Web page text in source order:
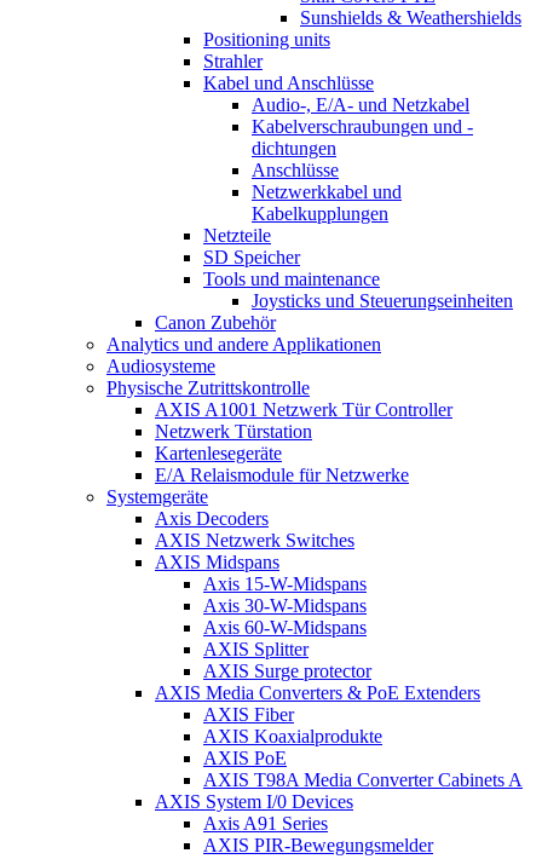
Sunshields & Weathershields
Positioning units
Strahler
Kabel und Anschlüsse
Audio-, E/A- und Netzkabel
Kabelverschraubungen und -
dichtungen
Anschlüsse
Netzwerkkabel und
Kabelkupplungen
Netzteile
SD Speicher
Tools und maintenance
Joysticks und Steuerungseinheiten
Canon Zubehör
Analytics und andere Applikationen
Audiosysteme
Physische Zutrittskontrolle
AXIS A1001 Netzwerk Tür Controller
Netzwerk Türstation
Kartenlesegeräte
E/A Relaismodule für Netzwerke
Systemgeräte
Axis Decoders
AXIS Netzwerk Switches
AXIS Midspans
Axis 15-W-Midspans
Axis 30-W-Midspans
Axis 60-W-Midspans
AXIS Splitter
AXIS Surge protector
AXIS Media Converters & PoE Extenders
AXIS Fiber
AXIS Koaxialprodukte
AXIS PoE
AXIS T98A Media Converter Cabinets A
AXIS System I/0 Devices
Axis A91 Series
AXIS PIR-Bewegungsmelder